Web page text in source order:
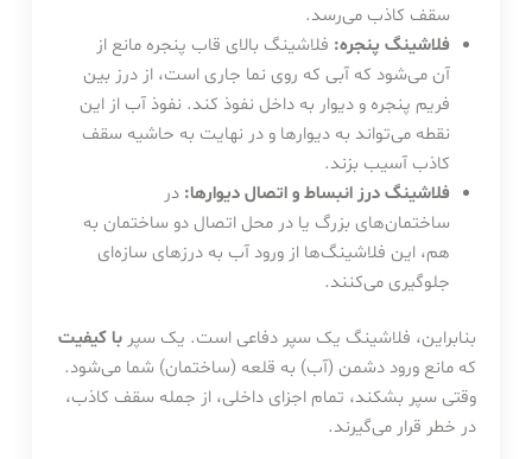
سقف کاذب می‌رسد.
فلاشینگ پنجره: فلاشینگ بالای قاب پنجره مانع از
آن می‌شود که آبی که روی نما جاری است، از درز بین
فریم پنجره و دیوار به داخل نفوذ کند. نفوذ آب از این
نقطه می‌تواند به دیوارها و در نهایت به حاشیه سقف
کاذب آسیب بزند.
فلاشینگ درز انبساط و اتصال دیوارها: در
ساختمان‌های بزرگ یا در محل اتصال دو ساختمان به
هم، این فلاشینگ‌ها از ورود آب به درزهای سازه‌ای
جلوگیری می‌کنند.
بنابراین، فلاشینگ یک سپر دفاعی است. یک سپر با کیفیت
که مانع ورود دشمن (آب) به قلعه (ساختمان) شما می‌شود.
وقتی سپر بشکند، تمام اجزای داخلی، از جمله سقف کاذب،
در خطر قرار می‌گیرند.